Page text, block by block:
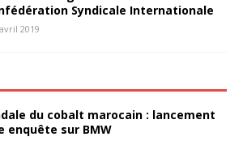
Syndicale Internationale
2019
du cobalt marocain : lancement
enquête sur BMW